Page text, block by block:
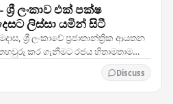
ලංකාව එක් පක්ෂ
ලිස්සා යමින් සිටී
ශ්‍රී ලංකාවේ ප්‍රජාතාන්ත්‍රික ආයතන
කර ගැනීමට රජය හිතාමතාම
Discuss